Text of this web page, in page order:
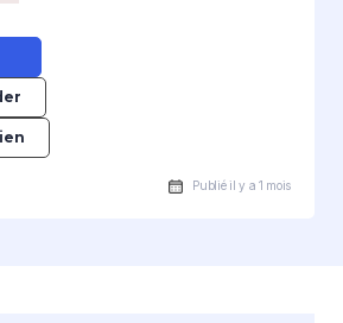
Publié il y a 1 mois